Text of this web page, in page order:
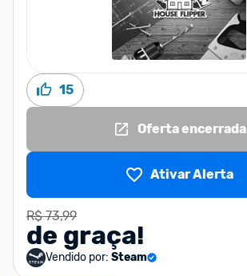
15
Oferta encerrada
Ativar Alerta
R$ 73,99
de graça!
Vendido por: Steam